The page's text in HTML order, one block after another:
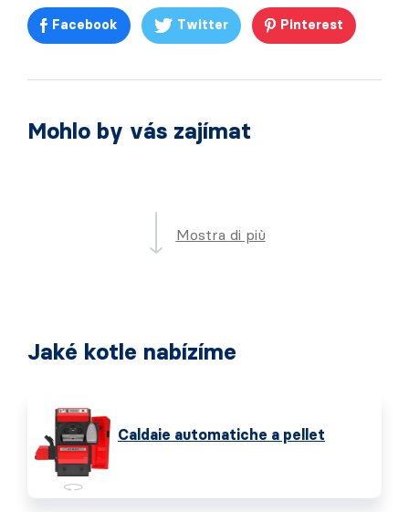
Facebook Twitter Pinterest
Mohlo by vás zajímat
Mostra di più
Jaké kotle nabízíme
Caldaie automatiche a pellet